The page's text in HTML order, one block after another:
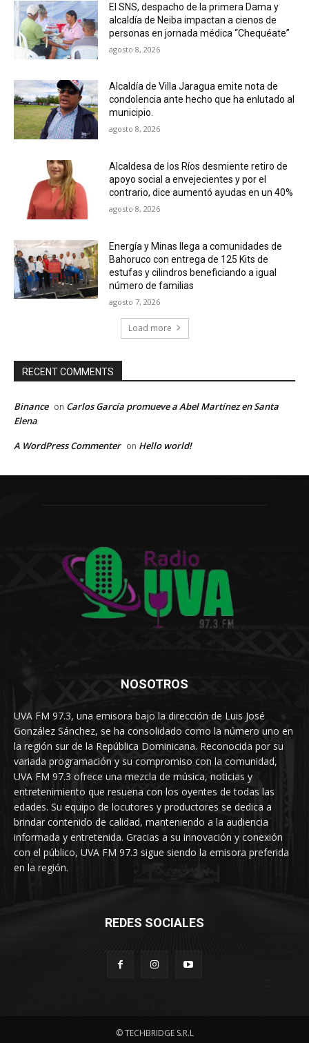
El SNS, despacho de la primera Dama y
alcaldía de Neiba impactan a cienos de
personas en jornada médica “Chequéate”
agosto 8, 2026
Alcaldía de Villa Jaragua emite nota de
condolencia ante hecho que ha enlutado al
municipio.
agosto 8, 2026
Alcaldesa de los Ríos desmiente retiro de
apoyo social a envejecientes y por el
contrario, dice aumentó ayudas en un 40%
agosto 8, 2026
Energía y Minas llega a comunidades de
Bahoruco con entrega de 125 Kits de
estufas y cilindros beneficiando a igual
número de familias
agosto 7, 2026
Load more
RECENT COMMENTS
Binance on Carlos García promueve a Abel Martínez en Santa
Elena
A WordPress Commenter on Hello world!
NOSOTROS
UVA FM 97.3, una emisora bajo la dirección de Luis José
González Sánchez, se ha consolidado como la número uno en
la región sur de la República Dominicana. Reconocida por su
variada programación y su compromiso con la comunidad,
UVA FM 97.3 ofrece una mezcla de música, noticias y
entretenimiento que resuena con los oyentes de todas las
edades. Su equipo de locutores y productores se dedica a
brindar contenido de calidad, manteniendo a la audiencia
informada y entretenida. Gracias a su innovación y conexión
con el público, UVA FM 97.3 sigue siendo la emisora preferida
en la región.
REDES SOCIALES
© TECHBRIDGE S.R.L